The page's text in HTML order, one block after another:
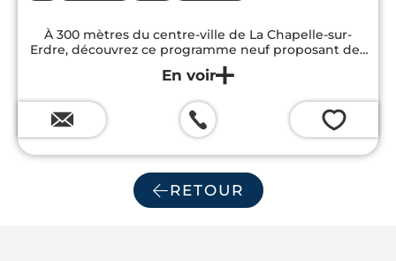
À 300 mètres du centre-ville de La Chapelle-sur-
Erdre, découvrez ce programme neuf proposant des
appartements du T2 au T4 avec de belles superficies
et prestations de qualité.
💗
RETOUR